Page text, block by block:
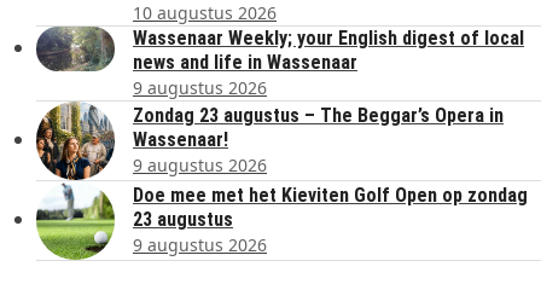
10 augustus 2026
Wassenaar Weekly; your English digest of local
news and life in Wassenaar
9 augustus 2026
Zondag 23 augustus – The Beggar’s Opera in
Wassenaar!
9 augustus 2026
Doe mee met het Kieviten Golf Open op zondag
23 augustus
9 augustus 2026